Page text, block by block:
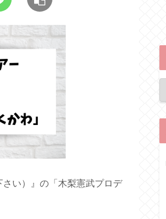
い）』の「木梨憲武プロデ